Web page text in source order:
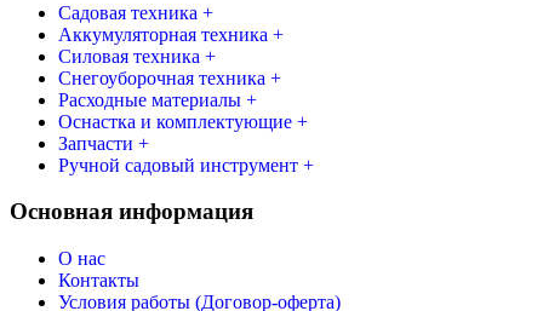
Садовая техника +
Аккумуляторная техника +
Силовая техника +
Снегоуборочная техника +
Расходные материалы +
Оснастка и комплектующие +
Запчасти +
Ручной садовый инструмент +
Основная информация
О нас
Контакты
Условия работы (Договор-оферта)